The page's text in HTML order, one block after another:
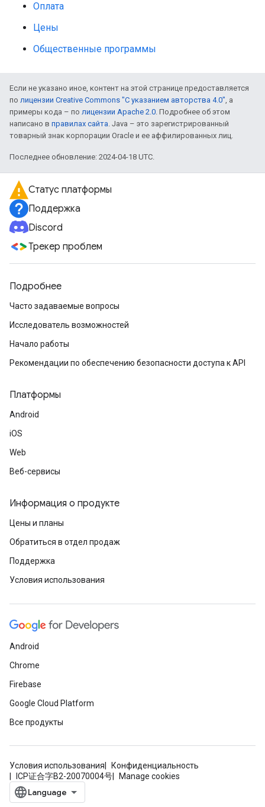
Оплата
Цены
Общественные программы
Если не указано иное, контент на этой странице предоставляется
по лицензии Creative Commons "С указанием авторства 4.0", а
примеры кода – по лицензии Apache 2.0. Подробнее об этом
написано в правилах сайта. Java – это зарегистрированный
товарный знак корпорации Oracle и ее аффилированных лиц.
Последнее обновление: 2024-04-18 UTC.
Статус платформы
Поддержка
Discord
Трекер проблем
Подробнее
Часто задаваемые вопросы
Исследователь возможностей
Начало работы
Рекомендации по обеспечению безопасности доступа к API
Платформы
Android
iOS
Web
Веб-сервисы
Информация о продукте
Цены и планы
Обратиться в отдел продаж
Поддержка
Условия использования
Android
Chrome
Firebase
Google Cloud Platform
Все продукты
Условия использования
Конфиденциальность
ICP证合字B2-20070004号
Manage cookies